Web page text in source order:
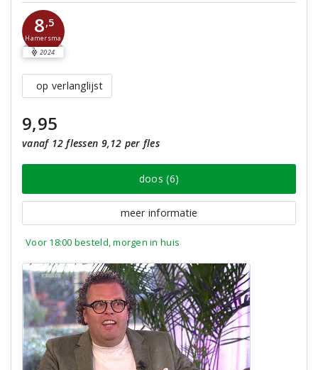
8,5
Hamersma
2024
op verlanglijst
9,95
vanaf 12 flessen 9,12 per fles
doos (6)
meer informatie
Voor 18:00 besteld, morgen in huis